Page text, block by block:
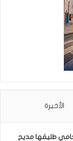
الأخيرة
طليقها مديح